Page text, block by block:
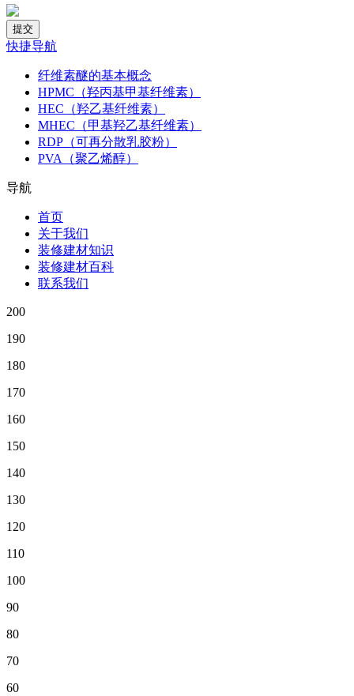
快捷导航
纤维素醚的基本概念
HPMC（羟丙基甲基纤维素）
HEC（羟乙基纤维素）
MHEC（甲基羟乙基纤维素）
RDP（可再分散乳胶粉）
PVA（聚乙烯醇）
导航
首页
关于我们
装修建材知识
装修建材百科
联系我们
200
190
180
170
160
150
140
130
120
110
100
90
80
70
60